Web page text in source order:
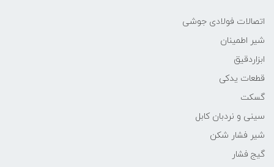
اتصالات فولادی جوشی
شیر اطمینان
ابزاردقیق
قطعات یدکی
گسکت
سینی و نردبان کابل
شیر فشار شکن
گیج فشار